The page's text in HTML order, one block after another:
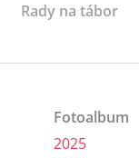
Rady na tábor
Fotoalbum
2025